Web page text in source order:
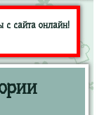
с сайта онлайн!